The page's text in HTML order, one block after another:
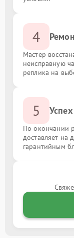
4
Мастер
неисправную
реплика на
5 Успех
По окончании
доставляет на
гарантийным